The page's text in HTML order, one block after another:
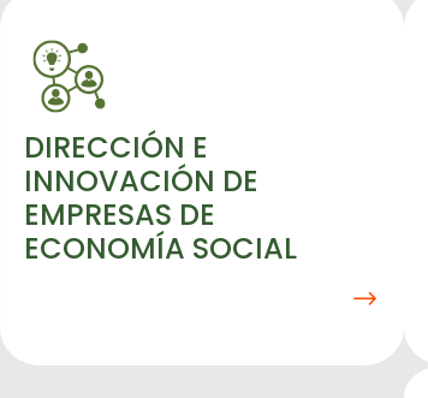
DIRECCIÓN E
INNOVACIÓN DE
EMPRESAS DE
ECONOMÍA SOCIAL